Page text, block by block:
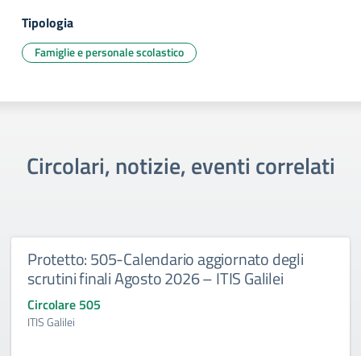
Tipologia
Famiglie e personale scolastico
Circolari, notizie, eventi correlati
Protetto: 505-Calendario aggiornato degli
scrutini finali Agosto 2026 – ITIS Galilei
Circolare 505
ITIS Galilei